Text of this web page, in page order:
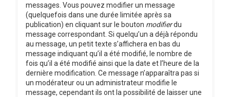
messages. Vous pouvez modifier un message
(quelquefois dans une durée limitée après sa
publication) en cliquant sur le bouton modifierdu
message correspondant. Si quelqu’un a déjà répondu
au message, un petit texte s’affichera en bas du
message indiquant qu’il a été modifié, le nombre de
fois qu’il a été modifié ainsi que la date et l’heure de la
dernière modification. Ce message n’apparaîtra pas si
un modérateur ou un administrateur modifie le
message, cependant ils ont la possibilité de laisser une